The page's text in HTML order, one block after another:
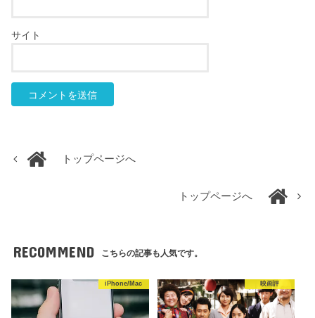
サイト
トップページへ
トップページへ
RECOMMEND こちらの記事も人気です。
iPhone/Mac 映画評